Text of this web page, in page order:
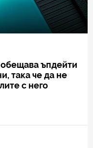
ъпдейти
така че да не
с него